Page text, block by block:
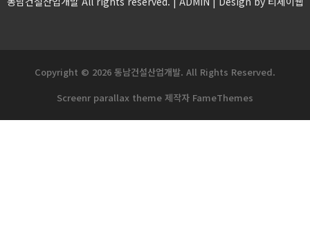
Copyright © 2026 동남건설산업개발. All Rights Reserved.
Screenr parallax theme 제작자 FameThemes